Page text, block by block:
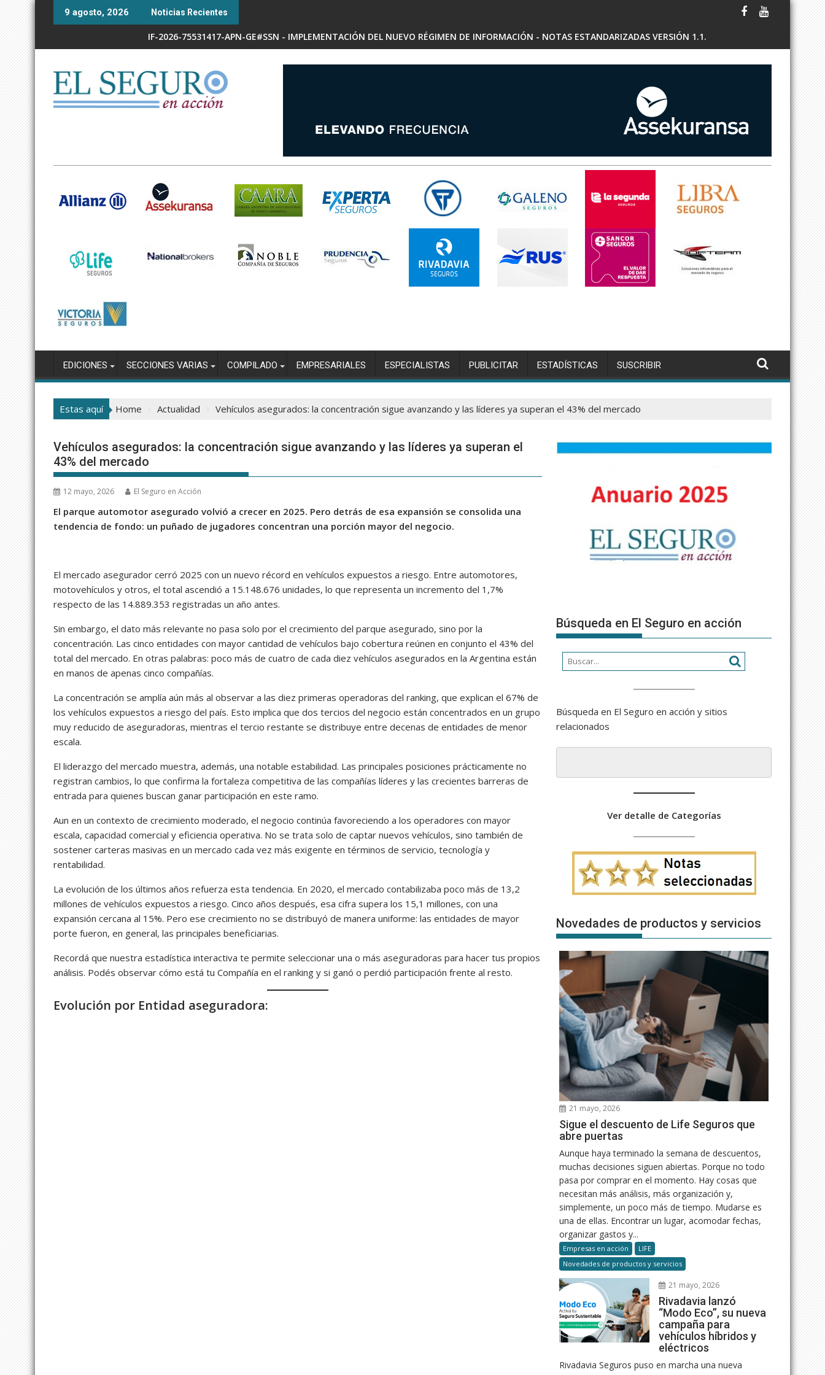
Skip
9 agosto, 2026 Noticias Recientes
IF-2026-75531417-APN-GE#SSN - IMPLEMENTACIÓN DEL NUEVO RÉGIMEN DE INFORMACIÓN - NOTAS ESTANDARIZADAS VERSIÓN 1.1.
EDICIONES SECCIONES VARIAS COMPILADO EMPRESARIALES ESPECIALISTAS PUBLICITAR ESTADÍSTICAS SUSCRIBIR
Estas aquí Home Actualidad Vehículos asegurados: la concentración sigue avanzando y las líderes ya superan el 43% del mercado
Vehículos asegurados: la concentración sigue avanzando y las líderes ya superan el
43% del mercado
12 mayo, 2026 El Seguro en Acción
El parque automotor asegurado volvió a crecer en 2025. Pero detrás de esa expansión se consolida una
tendencia de fondo: un puñado de jugadores concentran una porción mayor del negocio.
El mercado asegurador cerró 2025 con un nuevo récord en vehículos expuestos a riesgo. Entre automotores,
motovehículos y otros, el total ascendió a 15.148.676 unidades, lo que representa un incremento del 1,7%
respecto de las 14.889.353 registradas un año antes.
Sin embargo, el dato más relevante no pasa solo por el crecimiento del parque asegurado, sino por la
concentración. Las cinco entidades con mayor cantidad de vehículos bajo cobertura reúnen en conjunto el 43% del
total del mercado. En otras palabras: poco más de cuatro de cada diez vehículos asegurados en la Argentina están
en manos de apenas cinco compañías.
La concentración se amplía aún más al observar a las diez primeras operadoras del ranking, que explican el 67% de
los vehículos expuestos a riesgo del país. Esto implica que dos tercios del negocio están concentrados en un grupo
muy reducido de aseguradoras, mientras el tercio restante se distribuye entre decenas de entidades de menor
escala.
El liderazgo del mercado muestra, además, una notable estabilidad. Las principales posiciones prácticamente no
registran cambios, lo que confirma la fortaleza competitiva de las compañías líderes y las crecientes barreras de
entrada para quienes buscan ganar participación en este ramo.
Aun en un contexto de crecimiento moderado, el negocio continúa favoreciendo a los operadores con mayor
escala, capacidad comercial y eficiencia operativa. No se trata solo de captar nuevos vehículos, sino también de
sostener carteras masivas en un mercado cada vez más exigente en términos de servicio, tecnología y
rentabilidad.
La evolución de los últimos años refuerza esta tendencia. En 2020, el mercado contabilizaba poco más de 13,2
millones de vehículos expuestos a riesgo. Cinco años después, esa cifra supera los 15,1 millones, con una
expansión cercana al 15%. Pero ese crecimiento no se distribuyó de manera uniforme: las entidades de mayor
porte fueron, en general, las principales beneficiarias.
Recordá que nuestra estadística interactiva te permite seleccionar una o más aseguradoras para hacer tus propios
análisis. Podés observar cómo está tu Compañía en el ranking y si ganó o perdió participación frente al resto.
Evolución por Entidad aseguradora:
Búsqueda en El Seguro en acción
Búsqueda en El Seguro en acción y sitios
relacionados
Ver detalle de Categorías
Novedades de productos y servicios
21 mayo, 2026
Sigue el descuento de Life Seguros que
abre puertas
Aunque haya terminado la semana de descuentos,
muchas decisiones siguen abiertas. Porque no todo
pasa por comprar en el momento. Hay cosas que
necesitan más análisis, más organización y,
simplemente, un poco más de tiempo. Mudarse es
una de ellas. Encontrar un lugar, acomodar fechas,
organizar gastos y...
Empresas en acción
LIFE
Novedades de productos y servicios
21 mayo, 2026
Rivadavia lanzó
“Modo Eco”, su nueva
campaña para
vehículos híbridos y
eléctricos
Rivadavia Seguros puso en marcha una nueva